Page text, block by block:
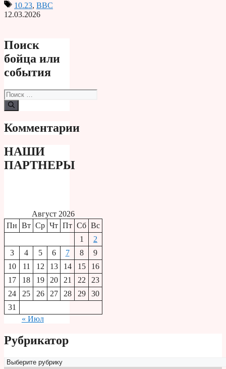
10.23, ВВС
12.03.2026
Поиск
бойца или
события
Поиск:
Комментарии
НАШИ
ПАРТНЕРЫ
Август 2026
Пн Вт Ср Чт Пт Сб Вс
1
2
3
4 5 6 7 8
9
10
11 12 13 14 15
16
17
18 19 20 21 22
23
24
25 26 27 28 29
30
31
« Июл
Рубрикатор
Рубрикатор